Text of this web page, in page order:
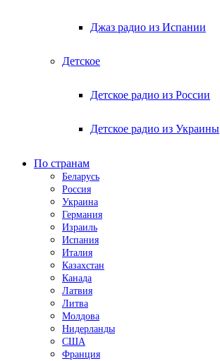
Джаз радио из Испании
Детское
Детское радио из России
Детское радио из Украины
По странам
Беларусь
Россия
Украина
Германия
Израиль
Испания
Италия
Казахстан
Канада
Латвия
Литва
Молдова
Нидерланды
США
Франция